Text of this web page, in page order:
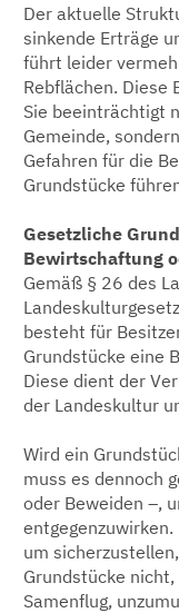
Der aktuelle
sinkende Erträge
führt leider
Rebflächen. Diese
Sie beeinträchtigt
Gemeinde,
Gefahren für die
Grundstücke
Gesetzliche
Bewirtschaftung
Gemäß § 26 des
besteht für
Grundstücke eine
Diese dient der
der Landeskultur
Wird ein
muss es dennoch
oder Beweiden –,
um
Grundstücke
Samenflug,